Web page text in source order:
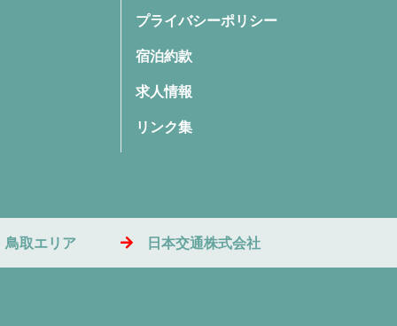
プライバシーポリシー
宿泊約款
求人情報
リンク集
鳥取エリア 日本交通株式会社